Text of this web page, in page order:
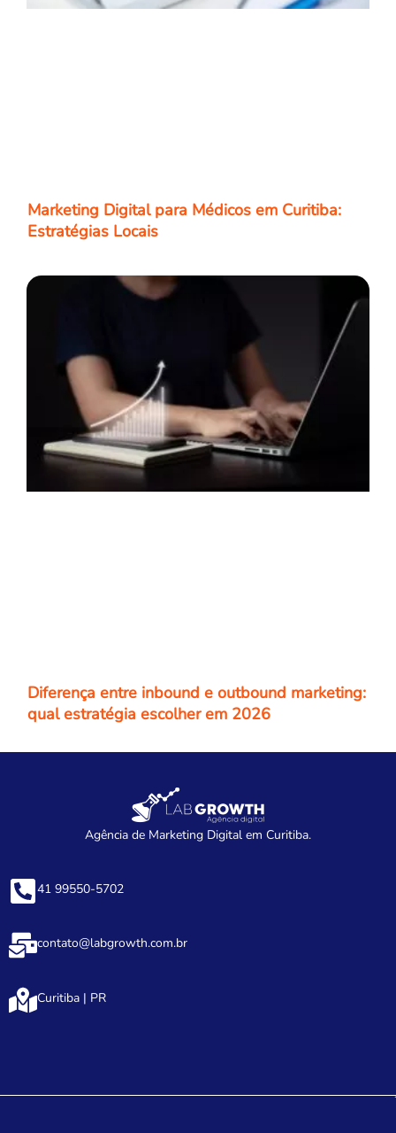
Marketing Digital para Médicos em Curitiba:
Estratégias Locais
Diferença entre inbound e outbound marketing:
qual estratégia escolher em 2026
Agência de Marketing Digital em Curitiba.
41 99550-5702
contato@labgrowth.com.br
Curitiba | PR